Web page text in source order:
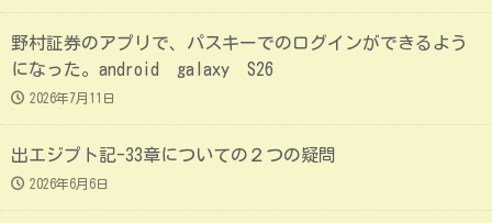
野村証券のアプリで、パスキーでのログインができるよう
になった。android galaxy S26
2026年7月11日
出エジプト記-33章についての２つの疑問
2026年6月6日